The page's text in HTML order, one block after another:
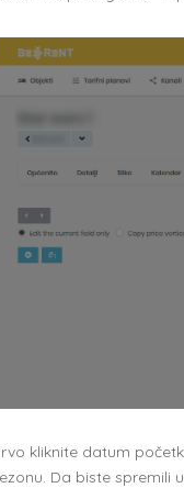
kliknite datum
Da biste spremili